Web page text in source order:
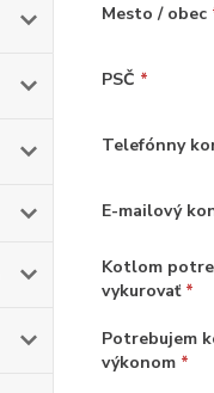
Mesto / obec
PSČ *
Telefónny
E-mailový
Kotlom
vykurovať *
Potrebujem
výkonom *